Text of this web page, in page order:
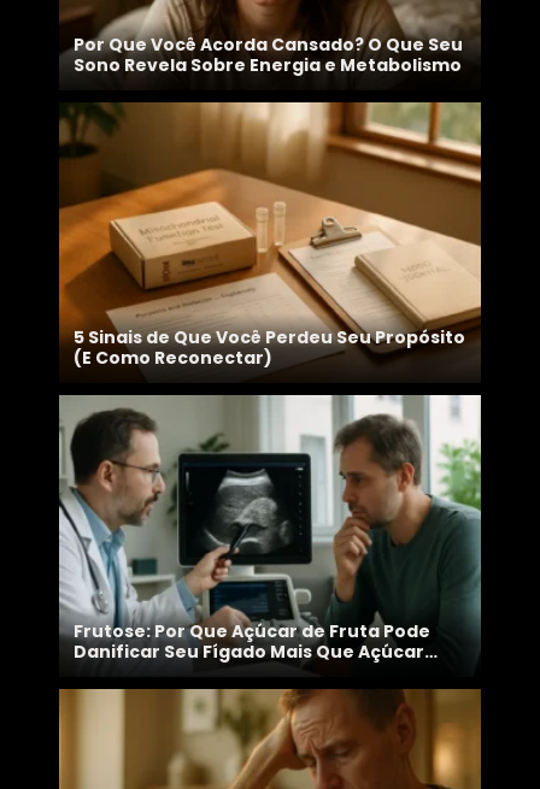
Por Que Você Acorda Cansado? O Que Seu
Sono Revela Sobre Energia e Metabolismo
5 Sinais de Que Você Perdeu Seu Propósito
(E Como Reconectar)
Frutose: Por Que Açúcar de Fruta Pode
Danificar Seu Fígado Mais Que Açúcar
Branco